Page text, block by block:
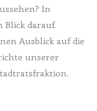
In
darauf.
Ausblick auf die
unserer